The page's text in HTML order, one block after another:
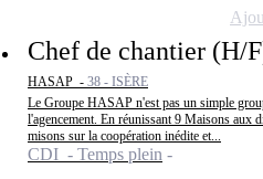
Chef de chantier (H/
HASAP - 38 - ISÈRE
Le Groupe HASAP n'est pas un simple
l'agencement. En réunissant 9 Maisons aux
misons sur la coopération inédite et...
CDI - Temps plein